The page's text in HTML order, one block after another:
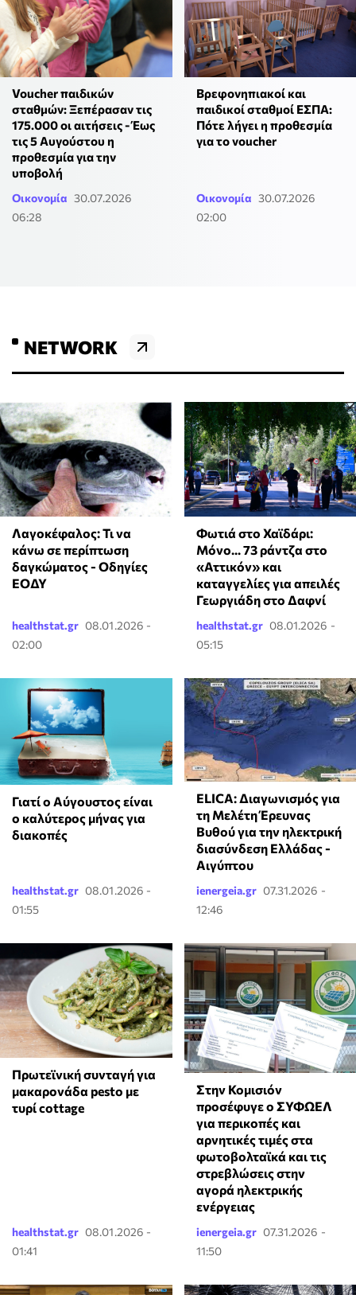
Voucher παιδικών
σταθμών: Ξεπέρασαν τις
175.000 οι αιτήσεις - Έως
τις 5 Αυγούστου η
προθεσμία για την
υποβολή
Οικονομία 30.07.2026
06:28
Βρεφονηπιακοί και
παιδικοί σταθμοί ΕΣΠΑ:
Πότε λήγει η προθεσμία
για το voucher
Οικονομία 30.07.2026
02:00
NETWORK
Λαγοκέφαλος: Τι να
κάνω σε περίπτωση
δαγκώματος - Οδηγίες
ΕΟΔΥ
healthstat.gr 08.01.2026 -
02:00
Φωτιά στο Χαϊδάρι:
Μόνο... 73 ράντζα στο
«Αττικόν» και
καταγγελίες για απειλές
Γεωργιάδη στο Δαφνί
healthstat.gr 08.01.2026 -
05:15
Γιατί ο Αύγουστος είναι
ο καλύτερος μήνας για
διακοπές
healthstat.gr 08.01.2026 -
01:55
ELICA: Διαγωνισμός για
τη Μελέτη Έρευνας
Βυθού για την ηλεκτρική
διασύνδεση Ελλάδας -
Αιγύπτου
ienergeia.gr 07.31.2026 -
12:46
Πρωτεϊνική συνταγή για
μακαρονάδα pesto με
τυρί cottage
healthstat.gr 08.01.2026 -
01:41
Στην Κομισιόν
προσέφυγε ο ΣΥΦΩΕΛ
για περικοπές και
αρνητικές τιμές στα
φωτοβολταϊκά και τις
στρεβλώσεις στην
αγορά ηλεκτρικής
ενέργειας
ienergeia.gr 07.31.2026 -
11:50